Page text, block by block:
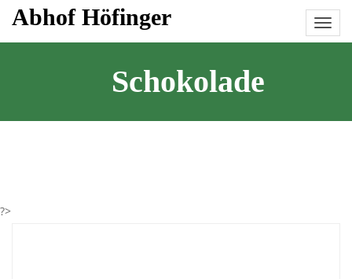
SkipAbhof Höfinger
Schokolade
?>